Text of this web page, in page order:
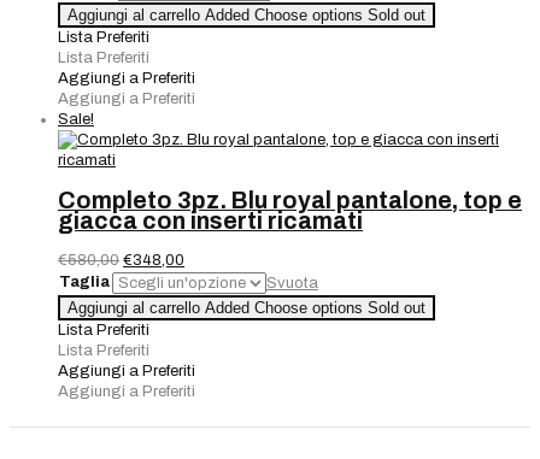
Bracciale
Strass
Chiuso
quantità
Aggiungi al carrello Added Choose options Sold out
Lista Preferiti
Lista Preferiti
Aggiungi a Preferiti
Aggiungi a Preferiti
Sale!
Completo 3pz. Blu royal pantalone, top e
giacca con inserti ricamati
€580,00 Il
prezzo
originale
era:
€580,00.
€348,00
prezzo
attuale
è:
Taglia
Svuota
Completo
3pz.
Blu
royal
pantalone,
e
Aggiungi al carrello Added Choose options Sold out
Lista Preferiti
Lista Preferiti
Aggiungi a Preferiti
Aggiungi a Preferiti